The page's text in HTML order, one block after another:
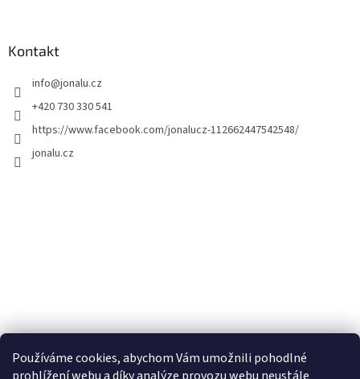
Používáme cookies, abychom Vám umožnili pohodlné
Kontakt
info@jonalu.cz
+420 730 330 541
https://www.facebook.com/jonalucz-112662447542548/
jonalu.cz